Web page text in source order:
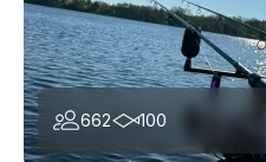
662 100